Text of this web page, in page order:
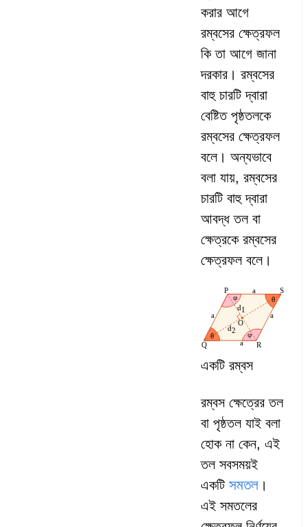
করার আগে
রম্বসের ক্ষেত্রফল
কি তা আগে জানা
দরকার। রম্বসের
বাহু চারটি দ্বারা
বেষ্টিত পৃষ্ঠতলকে
রম্বসের ক্ষেত্রফল
বলে। অন্যভাবে
বলা যায়, রম্বসের
চারটি বাহু দ্বারা
আবদ্ধ তল বা
ক্ষেত্রকে রম্বসের
ক্ষেত্রফল বলে।
একটি রম্বস
রম্বস ক্ষেত্রের তল
বা পৃষ্ঠতল যাই বলা
হোক না কেন, এই
তল সবসময়ই
একটি সমতল ।
এই সমতলের